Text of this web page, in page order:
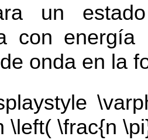
un
con
onda en la
\left( \frac{n